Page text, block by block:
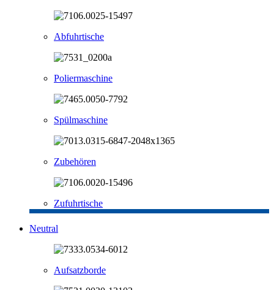
Abfuhrtische
Poliermaschine
Spülmaschine
Zubehören
Zufuhrtische
Neutral
Aufsatzborde